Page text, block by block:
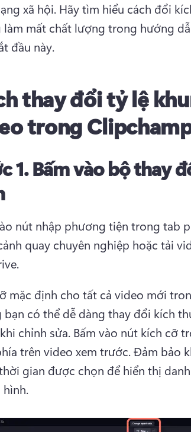
xã hội. Hãy tìm hiểu cách đổi
làm mất chất lượng trong hướng
đầu này.
thay đổi tỷ lệ
trong
1.Bấm vào bộ thay
nút nhập phương tiện trong tab
quay chuyên nghiệp hoặc tải
mặc định cho tất cả video mới
bạn có thể dễ dàng thay đổi kích
chỉnh sửa. Bấm vào nút kích cỡ
trên video xem trước. Đảm bảo
gian được chọn để hiển thị
hình.